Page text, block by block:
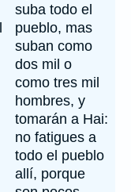
suba todo el
pueblo, mas
suban como
dos mil o
como tres mil
hombres, y
tomarán a Hai:
no fatigues a
todo el pueblo
allí, porque